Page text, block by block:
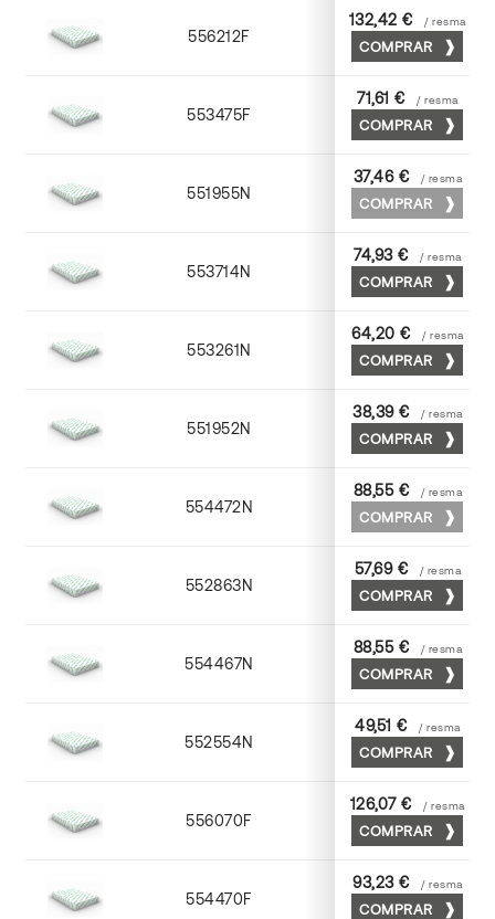
556212F 72 x 102
132,42 € / resma
COMPRAR
553475F 75 x 53
71,61 € / resma
COMPRAR
551955N 52 x 70
37,46 € / resma
COMPRAR
553714N 72 x 102
74,93 € / resma
COMPRAR
553261N 63 x 88
64,20 € / resma
COMPRAR
551952N 52 x 70
38,39 € / resma
COMPRAR
554472N 70 x 100
88,55 € / resma
COMPRAR
552863N 63 x 88
57,69 € / resma
COMPRAR
554467N 65 x 90
88,55 € / resma
COMPRAR
552554N 52 x 70
49,51 € / resma
COMPRAR
556070F 70 x 100
126,07 € / resma
COMPRAR
554470F 70 x 100
93,23 € / resma
COMPRAR